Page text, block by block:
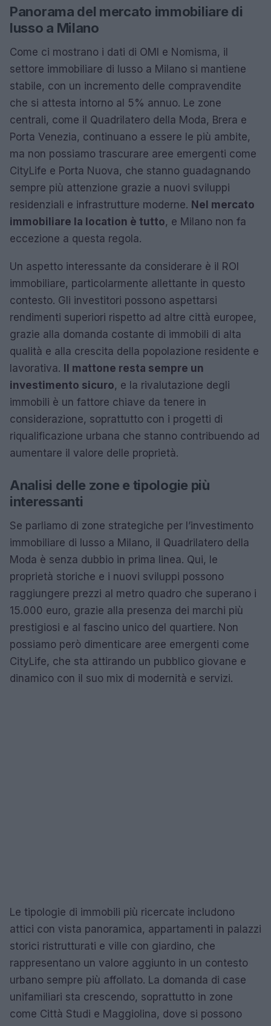
Panorama del mercato immobiliare di
lusso a Milano
Come ci mostrano i dati di OMI e Nomisma, il
settore immobiliare di lusso a Milano si mantiene
stabile, con un incremento delle compravendite
che si attesta intorno al 5% annuo. Le zone
centrali, come il Quadrilatero della Moda, Brera e
Porta Venezia, continuano a essere le più ambite,
ma non possiamo trascurare aree emergenti come
CityLife e Porta Nuova, che stanno guadagnando
sempre più attenzione grazie a nuovi sviluppi
residenziali e infrastrutture moderne. Nel mercato
immobiliare la location è tutto, e Milano non fa
eccezione a questa regola.
Un aspetto interessante da considerare è il ROI
immobiliare, particolarmente allettante in questo
contesto. Gli investitori possono aspettarsi
rendimenti superiori rispetto ad altre città europee,
grazie alla domanda costante di immobili di alta
qualità e alla crescita della popolazione residente e
lavorativa. Il mattone resta sempre un
investimento sicuro, e la rivalutazione degli
immobili è un fattore chiave da tenere in
considerazione, soprattutto con i progetti di
riqualificazione urbana che stanno contribuendo ad
aumentare il valore delle proprietà.
Analisi delle zone e tipologie più
interessanti
Se parliamo di zone strategiche per l’investimento
immobiliare di lusso a Milano, il Quadrilatero della
Moda è senza dubbio in prima linea. Qui, le
proprietà storiche e i nuovi sviluppi possono
raggiungere prezzi al metro quadro che superano i
15.000 euro, grazie alla presenza dei marchi più
prestigiosi e al fascino unico del quartiere. Non
possiamo però dimenticare aree emergenti come
CityLife, che sta attirando un pubblico giovane e
dinamico con il suo mix di modernità e servizi.
Le tipologie di immobili più ricercate includono
attici con vista panoramica, appartamenti in palazzi
storici ristrutturati e ville con giardino, che
rappresentano un valore aggiunto in un contesto
urbano sempre più affollato. La domanda di case
unifamiliari sta crescendo, soprattutto in zone
come Città Studi e Maggiolina, dove si possono